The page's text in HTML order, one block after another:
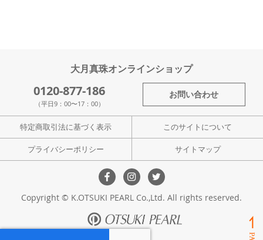
大月真珠オンラインショップ
0120-877-186
（平日9：00〜17：00）
お問い合わせ
特定商取引法に基づく表示 このサイトについて
プライバシーポリシー サイトマップ
Copyright © K.OTSUKI PEARL Co.,Ltd. All rights reserved.